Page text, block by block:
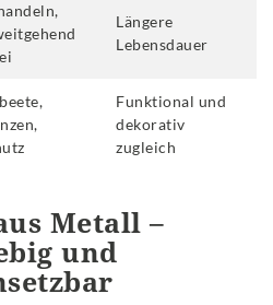
Längere
Lebensdauer
Funktional und
dekorativ
zugleich
Metall –
und